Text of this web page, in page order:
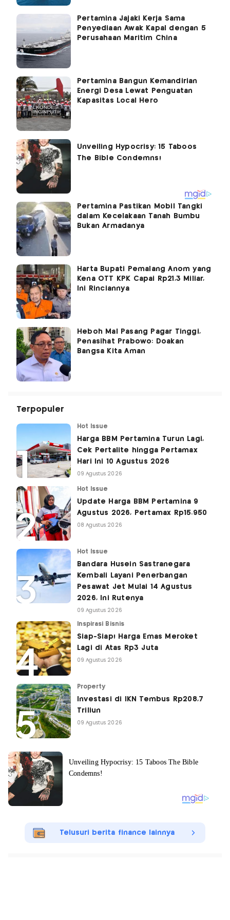
Pertamina Jajaki Kerja Sama
Penyediaan Awak Kapal dengan 5
Perusahaan Maritim China
Pertamina Bangun Kemandirian
Energi Desa Lewat Penguatan
Kapasitas Local Hero
Pertamina Pastikan Mobil Tangki
dalam Kecelakaan Tanah Bumbu
Bukan Armadanya
Harta Bupati Pemalang Anom yang
Kena OTT KPK Capai Rp21,3 Miliar,
Ini Rinciannya
Heboh Mal Pasang Pagar Tinggi,
Penasihat Prabowo: Doakan
Bangsa Kita Aman
Terpopuler
Hot Issue
Harga BBM Pertamina Turun Lagi,
Cek Pertalite hingga Pertamax
Hari Ini 10 Agustus 2026
09 Agustus 2026
Hot Issue
Update Harga BBM Pertamina 9
Agustus 2026, Pertamax Rp15.950
08 Agustus 2026
Hot Issue
Bandara Husein Sastranegara
Kembali Layani Penerbangan
Pesawat Jet Mulai 14 Agustus
2026, Ini Rutenya
09 Agustus 2026
Inspirasi Bisnis
Siap-Siap! Harga Emas Meroket
Lagi di Atas Rp3 Juta
09 Agustus 2026
Property
Investasi di IKN Tembus Rp208,7
Triliun
09 Agustus 2026
Telusuri berita finance lainnya